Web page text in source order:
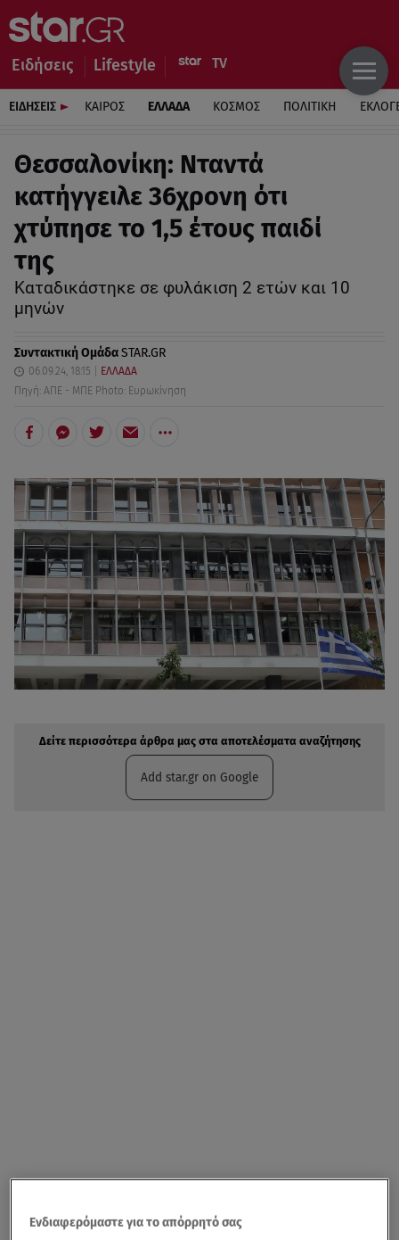
Ειδήσεις Lifestyle
ΕΙΔΗΣΕΙΣ ΚΑΙΡΟΣ ΕΛΛΑΔΑ ΚΟΣΜΟΣ ΠΟΛΙΤΙΚΗ
Θεσσαλονίκη: Νταντά
κατήγγειλε 36χρονη ότι
χτύπησε το 1,5 έτους παιδί
της
Καταδικάστηκε σε φυλάκιση 2 ετών και 10
μηνών
Συντακτική ΟμάδαSTAR.GR
06.09.24, 18:15
ΕΛΛΑΔΑ
Πηγή: ΑΠΕ - ΜΠΕ Photo: Ευρωκίνηση
Δείτε περισσότερα άρθρα μας στα αποτελέσματα αναζήτησης
Add star.gr on Google
Ενδιαφερόμαστε για το απόρρητό σας